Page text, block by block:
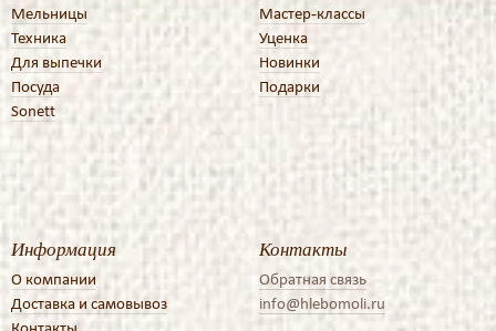
Мельницы
Техника
Для выпечки
Посуда
Sonett
Мастер-классы
Уценка
Новинки
Подарки
Информация
О компании
Доставка и самовывоз
Контакты
Обратная связь
info@hlebomoli.ru